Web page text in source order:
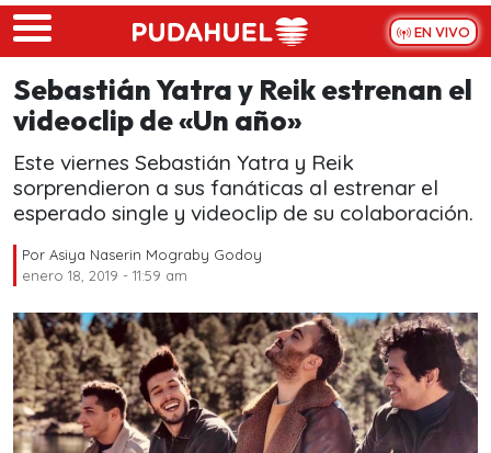
Skip to main content
EN VIVO
Sebastián Yatra y Reik estrenan el
videoclip de «Un año»
Este viernes Sebastián Yatra y Reik
sorprendieron a sus fanáticas al estrenar el
esperado single y videoclip de su colaboración.
Por Asiya Naserin Mograby Godoy
enero 18, 2019 - 11:59 am